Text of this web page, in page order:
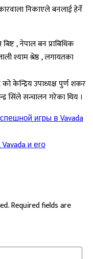
निकाएले बनलाई हेर्ने
, नेपाल बन प्राबिधिक
श्याम श्रेष्ठ , लगायतका
केन्द्रिय उपाध्यक्ष पुर्ण शकर
सिंले सन्चालन गरेका थिय ।
игры в Vavada
и его
Required fields are